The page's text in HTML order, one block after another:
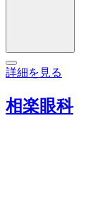
詳細を見る
相楽眼科